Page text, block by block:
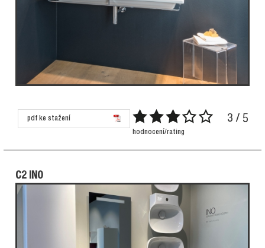
pdf ke stažení 3 / 5
hodnocení/rating
C2 INO